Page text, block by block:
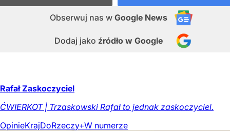
Obserwuj nas w Google News
Dodaj jako źródło w Google
Rafał Zaskoczyciel
ĆWIERKOT | Trzaskowski Rafał to jednak zaskoczyciel.
OpinieKrajDoRzeczy+W numerze